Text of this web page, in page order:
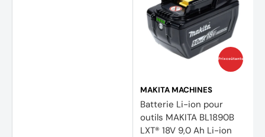
Prix coûtants
MAKITA MACHINES
Batterie Li-ion pour
outils MAKITA BL1890B
LXT® 18V 9,0 Ah Li-ion